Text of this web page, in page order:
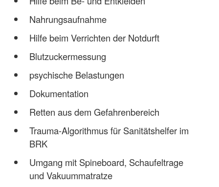
Nahrungsaufnahme
Hilfe beim Verrichten der Notdurft
Blutzuckermessung
psychische Belastungen
Dokumentation
Retten aus dem Gefahrenbereich
Trauma-Algorithmus für Sanitätshelfer im
BRK
Umgang mit Spineboard, Schaufeltrage
und Vakuummatratze